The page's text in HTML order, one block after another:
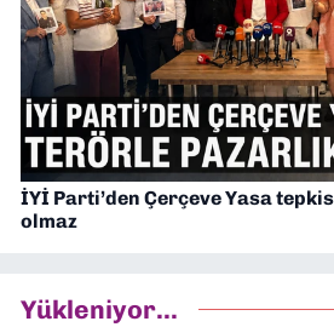
İYİ Parti’den Çerçeve Yasa
olmaz
Yükleniyor...